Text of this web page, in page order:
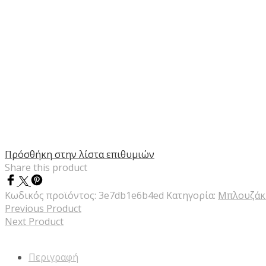
Πρόσθήκη στην λίστα επιθυμιών
Share this product
Κωδικός προϊόντος: 3e7db1e6b4ed Κατηγορία:
Previous Product
Next Product
Περιγραφή